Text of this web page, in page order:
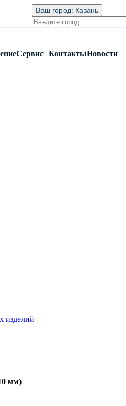
Ваш город: Казань
Сервис КонтактыНовости
изделий
мм)